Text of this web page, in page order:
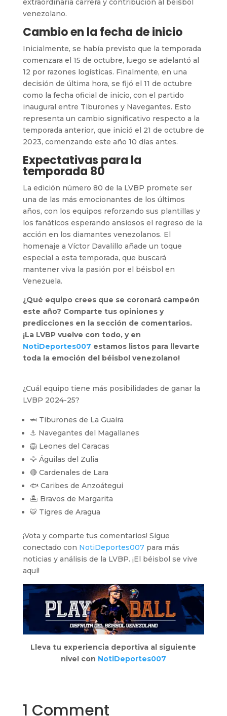
extraordinaria carrera y contribución al béisbol
venezolano.
Cambio en la fecha de inicio
Inicialmente, se había previsto que la temporada
comenzara el 15 de octubre, luego se adelantó al
12 por razones logísticas. Finalmente, en una
decisión de última hora, se fijó el 11 de octubre
como la fecha oficial de inicio, con el partido
inaugural entre Tiburones y Navegantes. Esto
representa un cambio significativo respecto a la
temporada anterior, que inició el 21 de octubre de
2023, comenzando este año 10 días antes.
Expectativas para la
temporada 80
La edición número 80 de la LVBP promete ser
una de las más emocionantes de los últimos
años, con los equipos reforzando sus plantillas y
los fanáticos esperando ansiosos el regreso de la
acción en los diamantes venezolanos. El
homenaje a Víctor Davalillo añade un toque
especial a esta temporada, que buscará
mantener viva la pasión por el béisbol en
Venezuela.
¿Qué equipo crees que se coronará campeón
este año? Comparte tus opiniones y
predicciones en la sección de comentarios.
¡La LVBP vuelve con todo, y en
NotiDeportes007 estamos listos para llevarte
toda la emoción del béisbol venezolano!
¿Cuál equipo tiene más posibilidades de ganar la
LVBP 2024-25?
🦈 Tiburones de La Guaira
⚓ Navegantes del Magallanes
🦁 Leones del Caracas
🦅 Águilas del Zulia
🔴 Cardenales de Lara
🐟 Caribes de Anzoátegui
🏝️ Bravos de Margarita
🐯 Tigres de Aragua
¡Vota y comparte tus comentarios! Sigue
conectado con NotiDeportes007 para más
noticias y análisis de la LVBP. ¡El béisbol se vive
aquí!
Lleva tu experiencia deportiva al siguiente
nivel con NotiDeportes007
1 Comment